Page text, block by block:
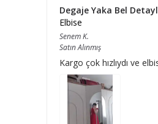
Degaje Yaka Bel
Elbise
SenemK.
Satın Alınmış
Kargo çok hızlıydı ve